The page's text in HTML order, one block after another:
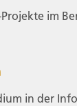
im
in der